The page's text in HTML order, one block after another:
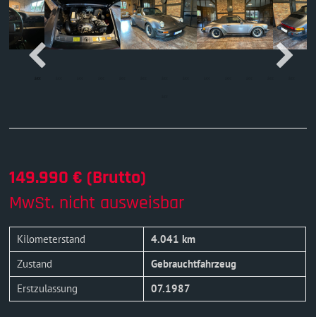
149.990 € (Brutto)
MwSt. nicht ausweisbar
Kilometerstand
4.041 km
Zustand
Gebrauchtfahrzeug
Erstzulassung
07.1987